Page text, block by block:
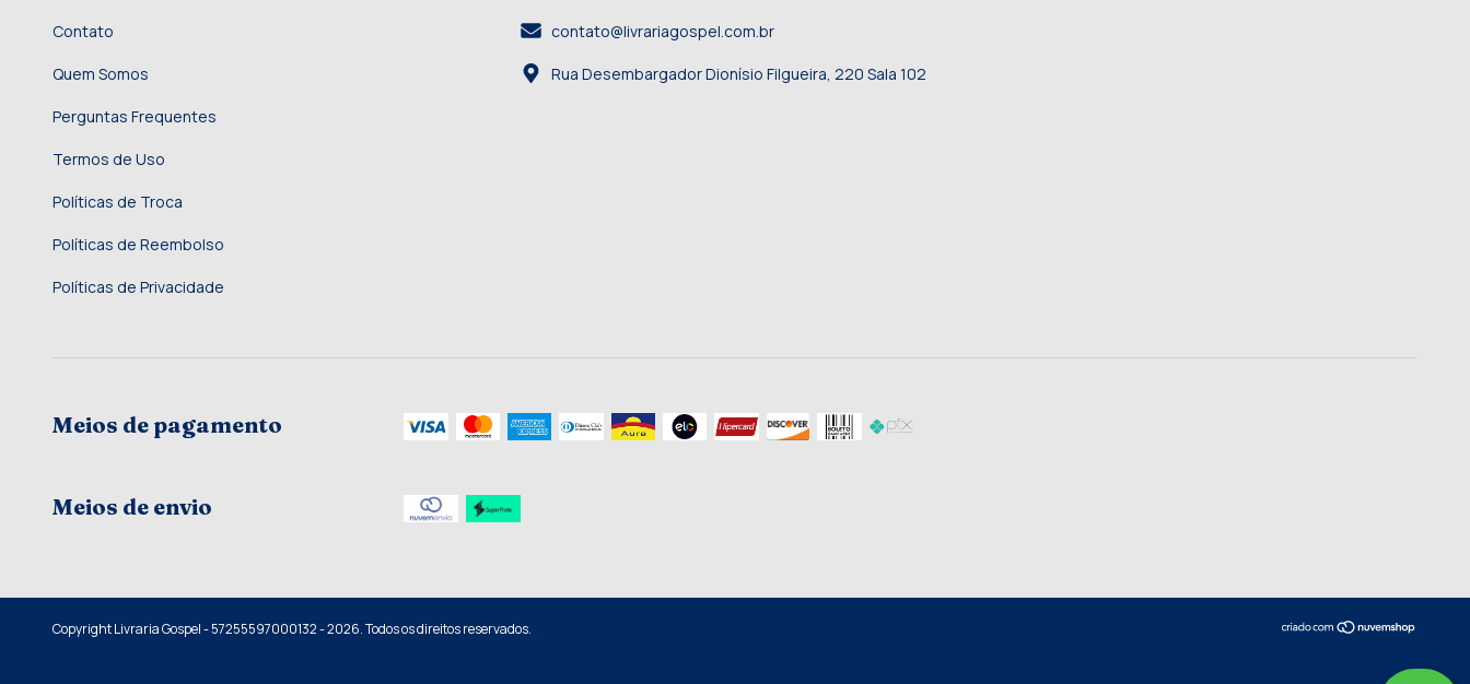
Contato
Quem Somos
Perguntas Frequentes
Termos de Uso
Políticas de Troca
Políticas de Reembolso
Políticas de Privacidade
contato@livrariagospel.com.br
Rua Desembargador Dionísio Filgueira, 220 Sala 102
Meios de pagamento
Meios de envio
Copyright Livraria Gospel - 57255597000132 - 2026. Todos os direitos reservados.